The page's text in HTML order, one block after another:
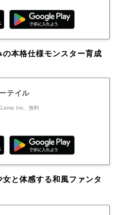
本格仕様モンスター育成
テイル
Inc. 無料
と体感する和風ファンタ